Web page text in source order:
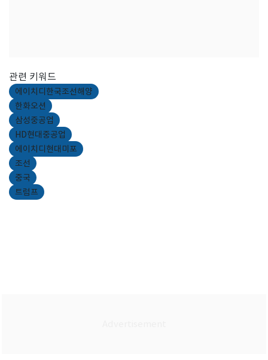
관련 키워드
에이치디한국조선해양
한화오션
삼성중공업
HD현대중공업
에이치디현대미포
조선
중국
트럼프